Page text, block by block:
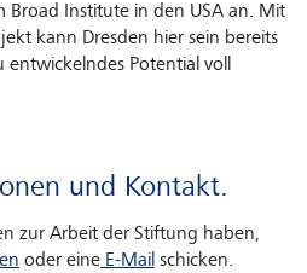
Broad Institute in den USA an. Mit
kann Dresden hier sein bereits
Potential voll
und Kontakt.
zur Arbeit der Stiftung haben,
oder eine E-Mail schicken.